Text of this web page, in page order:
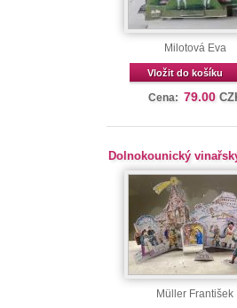
Milotová Eva
Vložit do košíku
Cena: 79.00
Dolnokounický
Müller František